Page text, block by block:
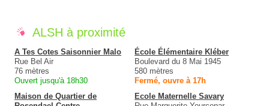
ALSH à proximité
A Tes Cotes Saisonnier Malo
Rue Bel Air
76 mètres
Ouvert jusqu'à 18h30
École Élémentaire Kléber
Boulevard du 8 Mai 1945
580 mètres
Fermé, ouvre à 17h
Maison de Quartier de
Ecole Maternelle Savary